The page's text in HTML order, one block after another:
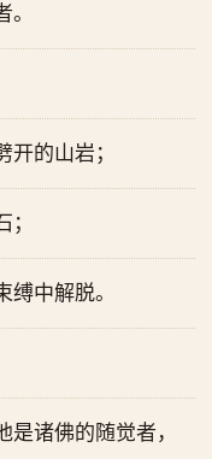
的山岩；
中解脱。
诸佛的随觉者，